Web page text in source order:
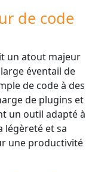
de code
un atout majeur
éventail de
de code à des
de plugins et
un outil adapté à
légèreté et sa
une productivité